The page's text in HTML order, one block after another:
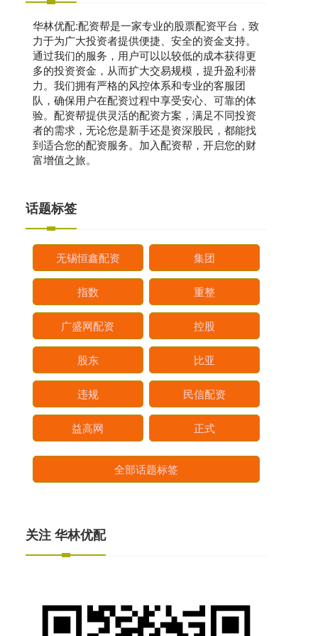
华林优配:配资帮是一家专业的股票配资平台，致
力于为广大投资者提供便捷、安全的资金支持。
通过我们的服务，用户可以以较低的成本获得更
多的投资资金，从而扩大交易规模，提升盈利潜
力。我们拥有严格的风控体系和专业的客服团
队，确保用户在配资过程中享受安心、可靠的体
验。配资帮提供灵活的配资方案，满足不同投资
者的需求，无论您是新手还是资深股民，都能找
到适合您的配资服务。加入配资帮，开启您的财
富增值之旅。
话题标签
无锡恒鑫配资 集团
指数 重整
广盛网配资 控股
股东 比亚
违规 民信配资
益高网 正式
全部话题标签
关注 华林优配